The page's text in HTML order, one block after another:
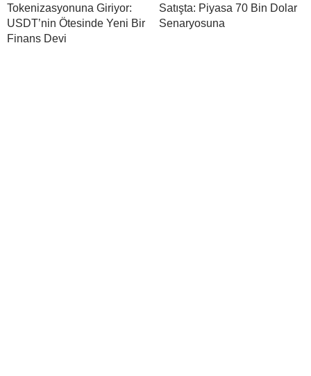
Tokenizasyonuna Giriyor:
USDT’nin Ötesinde Yeni Bir
Finans Devi
Satışta: Piyasa 70 Bin Dolar
Senaryosuna